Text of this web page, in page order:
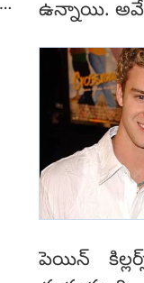
ఉన్నాయి.
పెయిన్